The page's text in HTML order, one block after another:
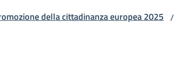
della cittadinanza europea 2025 /